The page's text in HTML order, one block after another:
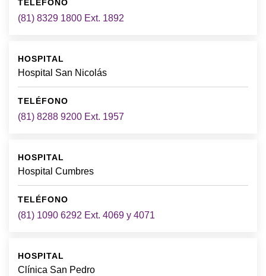
(81) 8329 1800 Ext. 1892
Hospital San Nicolás
(81) 8288 9200 Ext. 1957
Hospital Cumbres
(81) 1090 6292 Ext. 4069 y 4071
Clínica San Pedro